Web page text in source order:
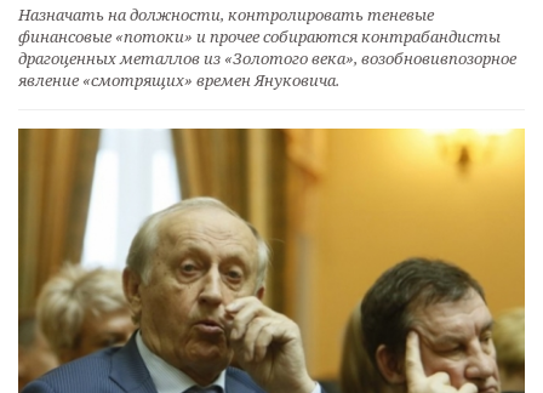
Назначать на должности, контролировать теневые
финансовые «потоки» и прочее собираются контрабандисты
драгоценных металлов из «Золотого века», возобновивпозорное
явление «смотрящих» времен Януковича.